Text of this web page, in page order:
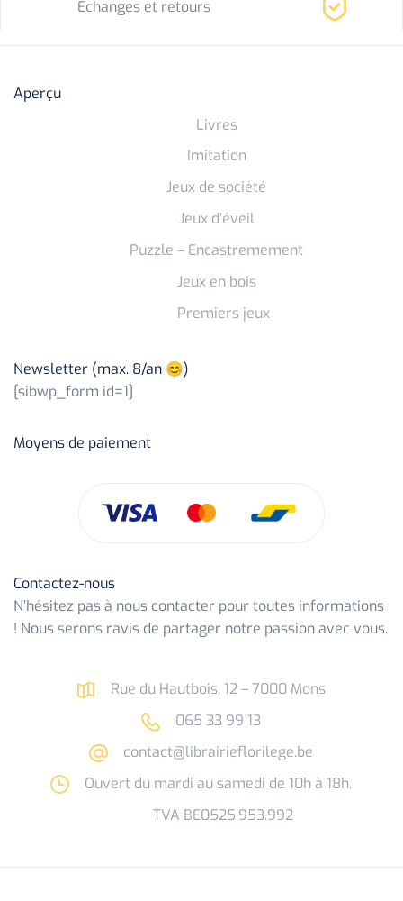
Echanges et retours
Aperçu
Livres
Imitation
Jeux de société
Jeux d’éveil
Puzzle – Encastremement
Jeux en bois
Premiers jeux
Newsletter (max. 8/an 😊)
[sibwp_form id=1]
Moyens de paiement
Contactez-nous
N’hésitez pas à nous contacter pour toutes informations
! Nous serons ravis de partager notre passion avec vous.
Rue du Hautbois, 12 – 7000 Mons
065 33 99 13
contact@librairieflorilege.be
Ouvert du mardi au samedi de 10h à 18h.
TVA BE0525.953.992